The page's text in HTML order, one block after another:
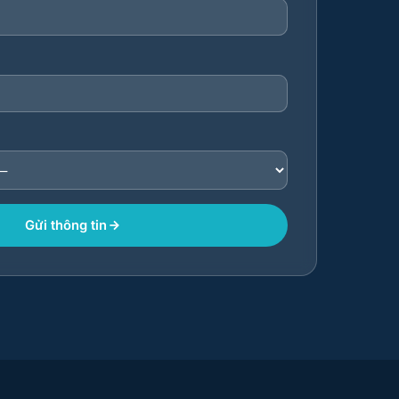
Gửi thông tin